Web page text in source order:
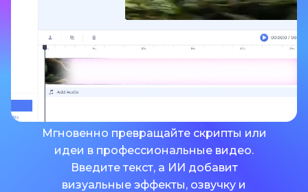
Мгновенно превращайте скрипты или
идеи в профессиональные видео.
Введите текст, а ИИ добавит
визуальные эффекты, озвучку и